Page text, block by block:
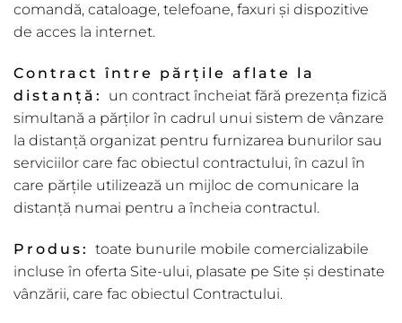
comandă, cataloage, telefoane, faxuri și dispozitive
de acces la internet.
Contract între pă r ț ile aflate la
distan ță : un contract încheiat fără prezența fizică
simultană a părților în cadrul unui sistem de vânzare
la distanță organizat pentru furnizarea bunurilor sau
serviciilor care fac obiectul contractului, în cazul în
care părțile utilizează un mijloc de comunicare la
distanță numai pentru a încheia contractul.
Produs: toate bunurile mobile comercializabile
incluse în oferta Site-ului, plasate pe Site și destinate
vânzării, care fac obiectul Contractului.